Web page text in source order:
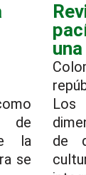
de
la
se
Los
de